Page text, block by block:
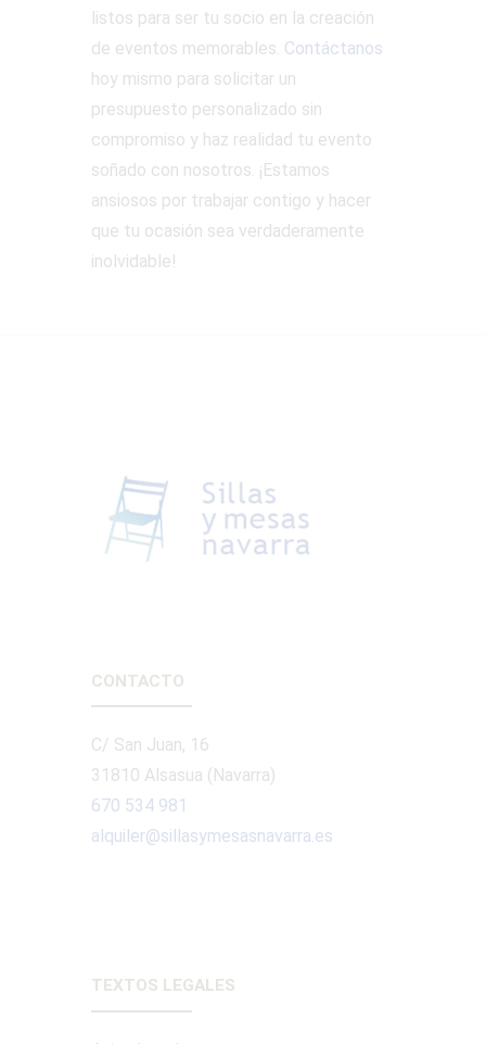
listos para ser tu socio en la creación
de eventos memorables. Contáctanos
hoy mismo para solicitar un
presupuesto personalizado sin
compromiso y haz realidad tu evento
soñado con nosotros. ¡Estamos
ansiosos por trabajar contigo y hacer
que tu ocasión sea verdaderamente
inolvidable!
CONTACTO
C/ San Juan, 16
31810 Alsasua (Navarra)
670 534 981
alquiler@sillasymesasnavarra.es
TEXTOS LEGALES